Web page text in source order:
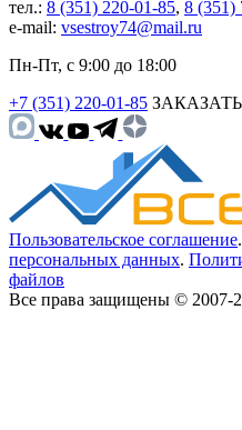
тел.: 8 (351) 220-01-85, 8 (351)
e-mail: vsestroy74@mail.ru
Пн-Пт, с 9:00 до 18:00
+7 (351) 220-01-85
Пользовательское соглашение.
персональных данных.
файлов
Все права защищены ©